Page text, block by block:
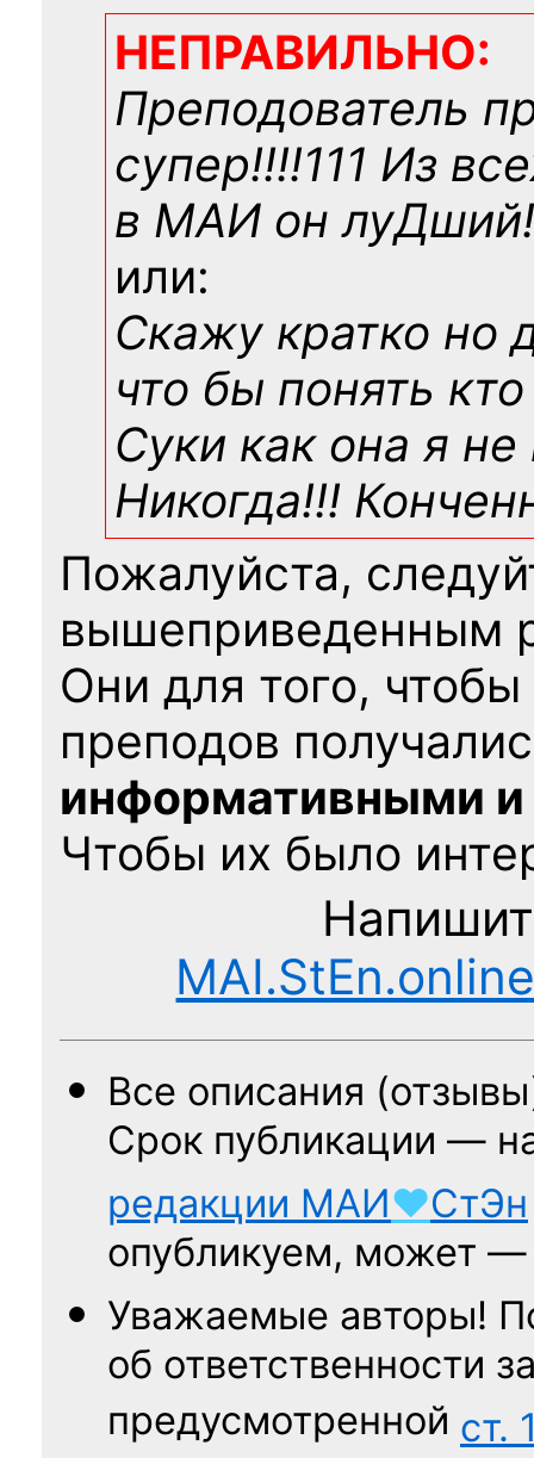
НЕПРАВИЛЬНО:
Преподователь
супер!!!!111 Из
в МАИ он
или:
Скажу кратко но
что бы понять
Суки как она я не
Никогда!!!
Пожалуйста,
вышеприведенным
Они для того,
преподов
информативными
Чтобы их было
Все описания
Срок публикации —
редакции МАИ♥СтЭн
опубликуем, может
Уважаемые авторы!
об ответственности
предусмотренной ст.